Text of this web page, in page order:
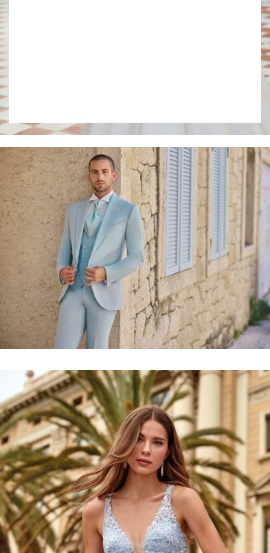
Collection 2027
VOIR LE LOOKBOOK
Collection
costumes
VOIR LE LOOKBOOK